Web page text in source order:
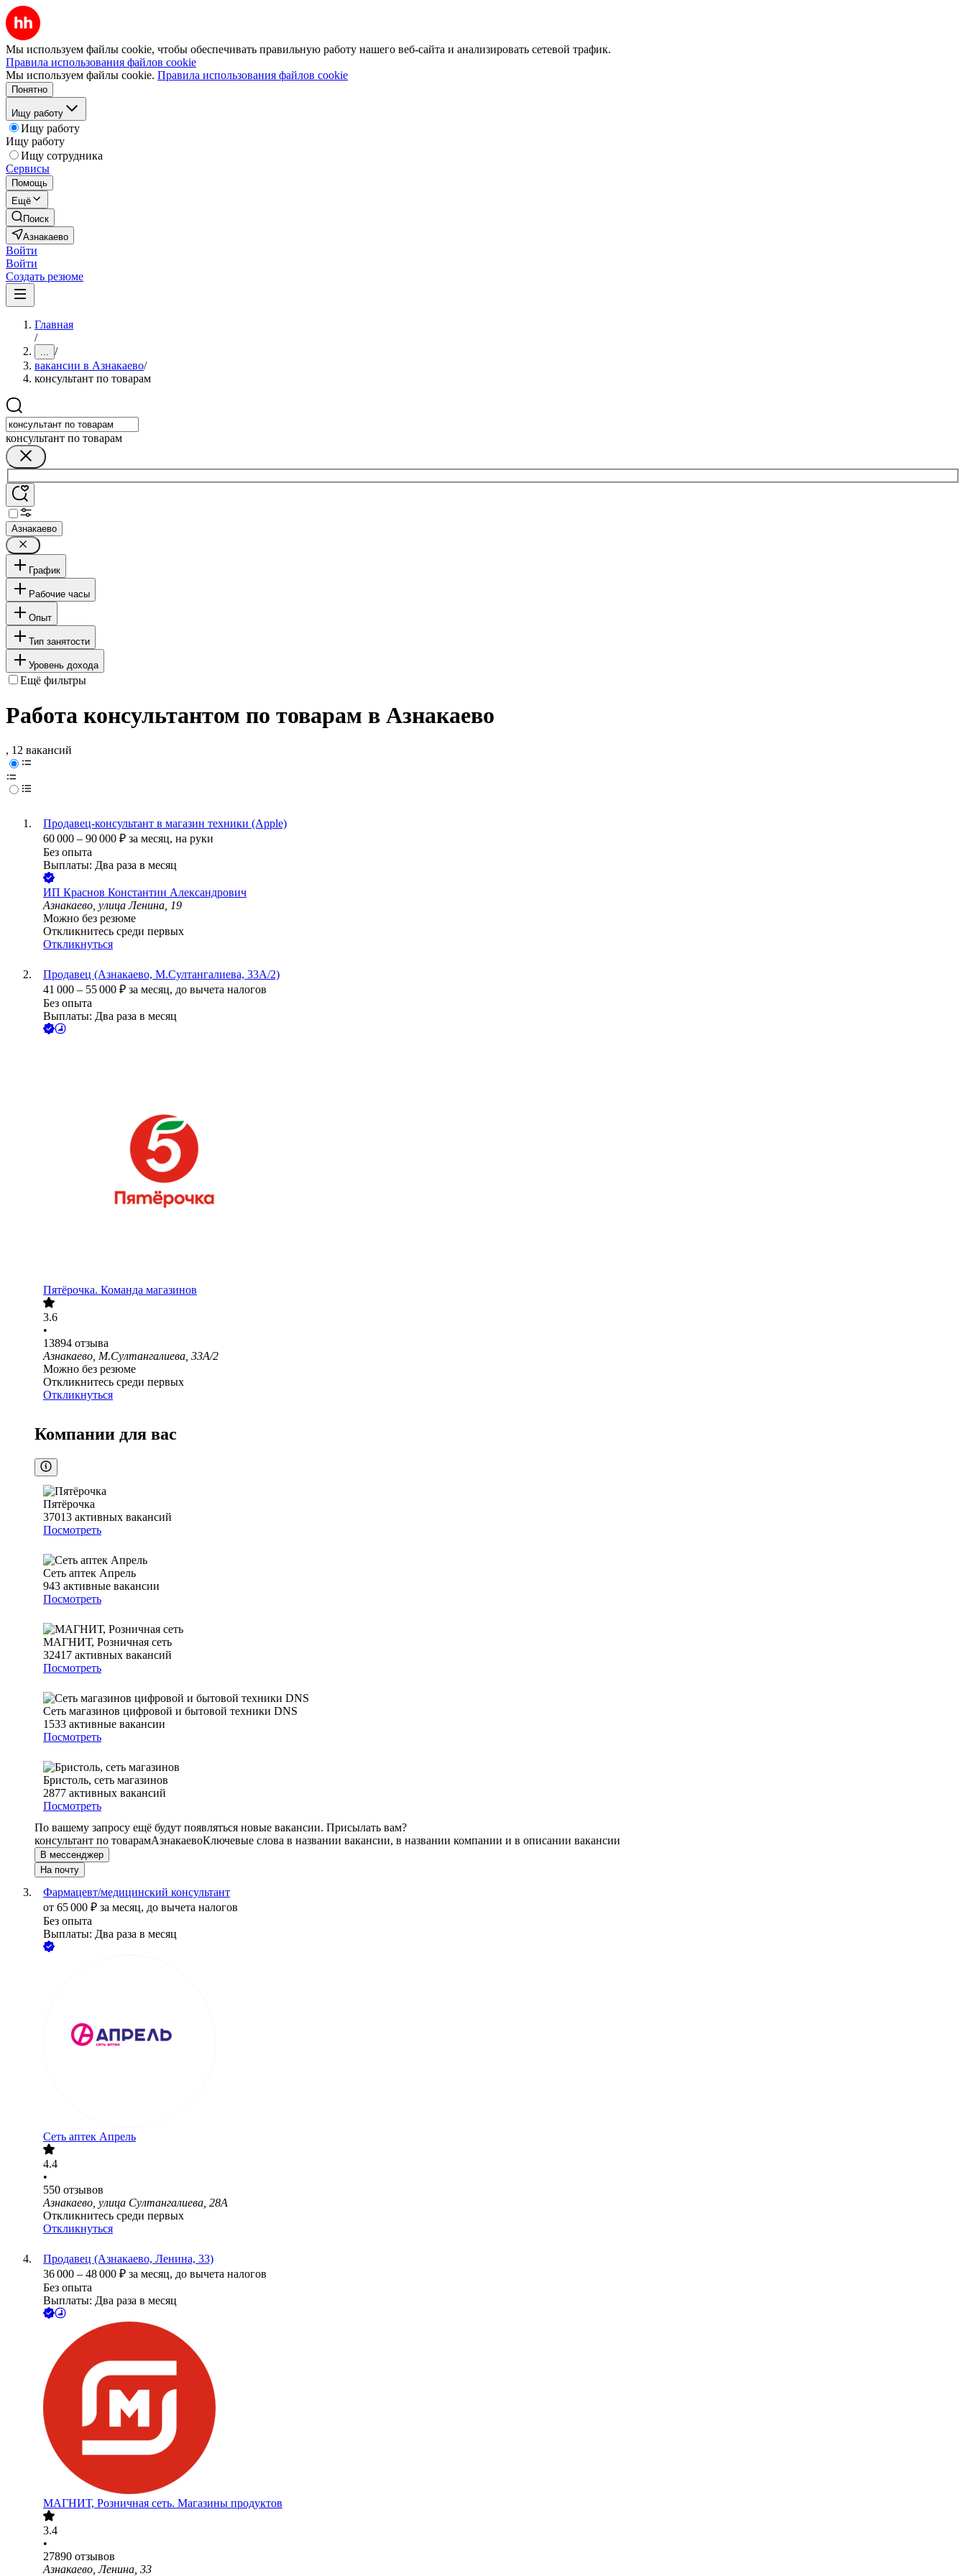
Мы используем файлы cookie, чтобы обеспечивать правильную работу нашего веб-сайта и анализировать сетевой трафик.
Правила использования файлов cookie
Мы используем файлы cookie. Правила использования файлов cookie
Понятно
Ищу работу
Ищу работу
Ищу работу
Ищу сотрудника
Сервисы
Помощь
Ещё
Поиск
Азнакаево
Войти
Войти
Создать резюме
Главная
/
... /
вакансии в Азнакаево/
консультант по товарам
консультант по товарам
Азнакаево
График
Рабочие часы
Опыт
Тип занятости
Уровень дохода
Ещё фильтры
Работа консультантом по товарам в Азнакаево
, 12 вакансий
Продавец-консультант в магазин техники (Apple)
60 000 – 90 000 ₽ за месяц, на руки
Без опыта
Выплаты: Два раза в месяц
ИП Краснов Константин Александрович
Азнакаево, улица Ленина, 19
Можно без резюме
Откликнитесь среди первых
Откликнуться
Продавец (Азнакаево, М.Султангалиева, 33А/2)
41 000 – 55 000 ₽ за месяц, до вычета налогов
Без опыта
Выплаты: Два раза в месяц
Пятёрочка. Команда магазинов
3.6
•
13894 отзыва
Азнакаево, М.Султангалиева, 33А/2
Можно без резюме
Откликнитесь среди первых
Откликнуться
Компании для вас
Пятёрочка
37013 активных вакансий
Посмотреть
Сеть аптек Апрель
943 активные вакансии
Посмотреть
МАГНИТ, Розничная сеть
32417 активных вакансий
Посмотреть
Сеть магазинов цифровой и бытовой техники DNS
1533 активные вакансии
Посмотреть
Бристоль, сеть магазинов
2877 активных вакансий
Посмотреть
По вашему запросу ещё будут появляться новые вакансии. Присылать вам?
консультант по товарамАзнакаевоКлючевые слова в названии вакансии, в названии компании и в описании вакансии
В мессенджер
На почту
Фармацевт/медицинский консультант
от 65 000 ₽ за месяц, до вычета налогов
Без опыта
Выплаты: Два раза в месяц
Сеть аптек Апрель
4.4
•
550 отзывов
Азнакаево, улица Султангалиева, 28А
Откликнитесь среди первых
Откликнуться
Продавец (Азнакаево, Ленина, 33)
36 000 – 48 000 ₽ за месяц, до вычета налогов
Без опыта
Выплаты: Два раза в месяц
МАГНИТ, Розничная сеть. Магазины продуктов
3.4
•
27890 отзывов
Азнакаево, Ленина, 33